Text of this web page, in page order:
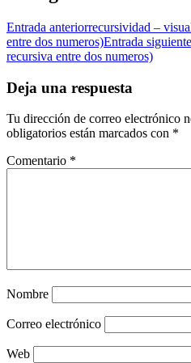
Entrada anteriorrecursividad –
entre dos numeros)Entrada siguiente
recursiva entre dos numeros)
Deja una respuesta
Tu dirección de correo electrónico
obligatorios están marcados con *
Comentario *
Nombre
Correo electrónico
Web